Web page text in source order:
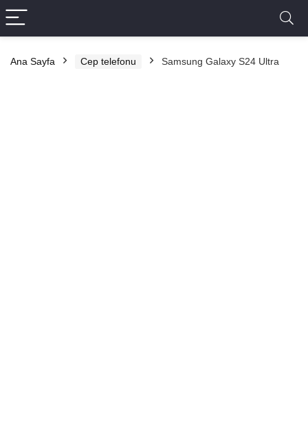
Ana Sayfa Cep telefonu Samsung Galaxy S24 Ultra